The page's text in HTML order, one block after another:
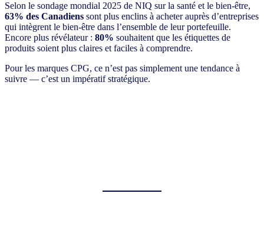
Selon le sondage mondial 2025 de NIQ sur la santé et le bien-être,
63% des Canadiens sont plus enclins à acheter auprès d’entreprises
qui intègrent le bien-être dans l’ensemble de leur portefeuille.
Encore plus révélateur : 80% souhaitent que les étiquettes de
produits soient plus claires et faciles à comprendre.
Pour les marques CPG, ce n’est pas simplement une tendance à
suivre — c’est un impératif stratégique.